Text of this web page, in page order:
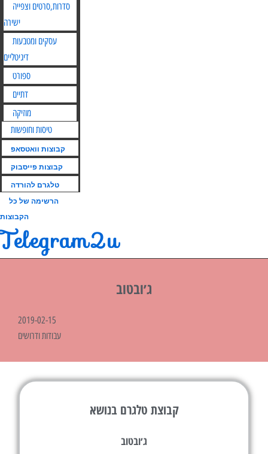
סדרות,סרטים וצפייה
ישירה
עסקים ומטבעות
דיגיטליים
ספורט
דתיים
מוזיקה
טיסות וחופשות
קבוצות וואטסאפ
קבוצות פייסבוק
טלגרם להורדה
הרשימה של כל
הקבוצות
Telegram2u
ג׳ובטוב
2019-02-15
עבודות ודרושים
קבוצת טלגרם בנושא
ג׳ובטוב